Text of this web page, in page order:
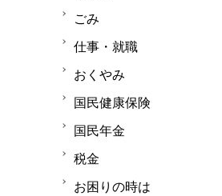
ごみ
仕事・就職
おくやみ
国民健康保険
国民年金
税金
お困りの時は